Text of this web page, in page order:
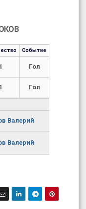
Событие
1 Гол
1 Гол
Валерий
Валерий